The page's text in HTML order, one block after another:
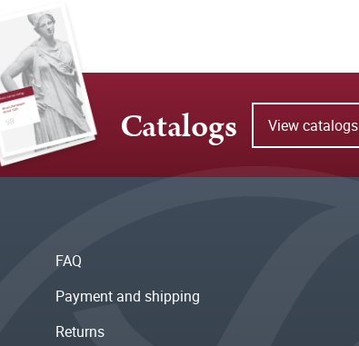
Catalogs View catalogs
FAQ
Payment and shipping
Returns